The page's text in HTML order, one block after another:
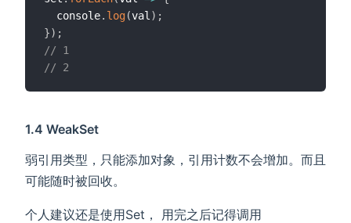
  console
. log(val ) ;
}) ;
// 1
// 2
1.4 WeakSet
弱引用类型，只能添加对象，引用计数不会增加。而且
可能随时被回收。
个人建议还是使用Set， 用完之后记得调用